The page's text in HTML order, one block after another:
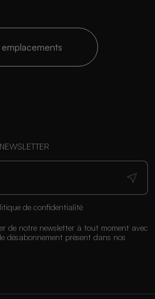
de confidentialité
de notre newsletter à tout moment avec
désabonnement présent dans nos